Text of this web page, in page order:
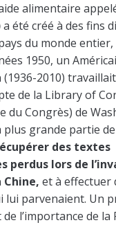
alimentaire
a été créé à des fins
du monde entier,
1950, un
(1936-2010)
de la Library of
du Congrès) de
plus grande partie
des textes
perdus lors de
et à effectuer
lui parvenaient. Un
l’importance de la